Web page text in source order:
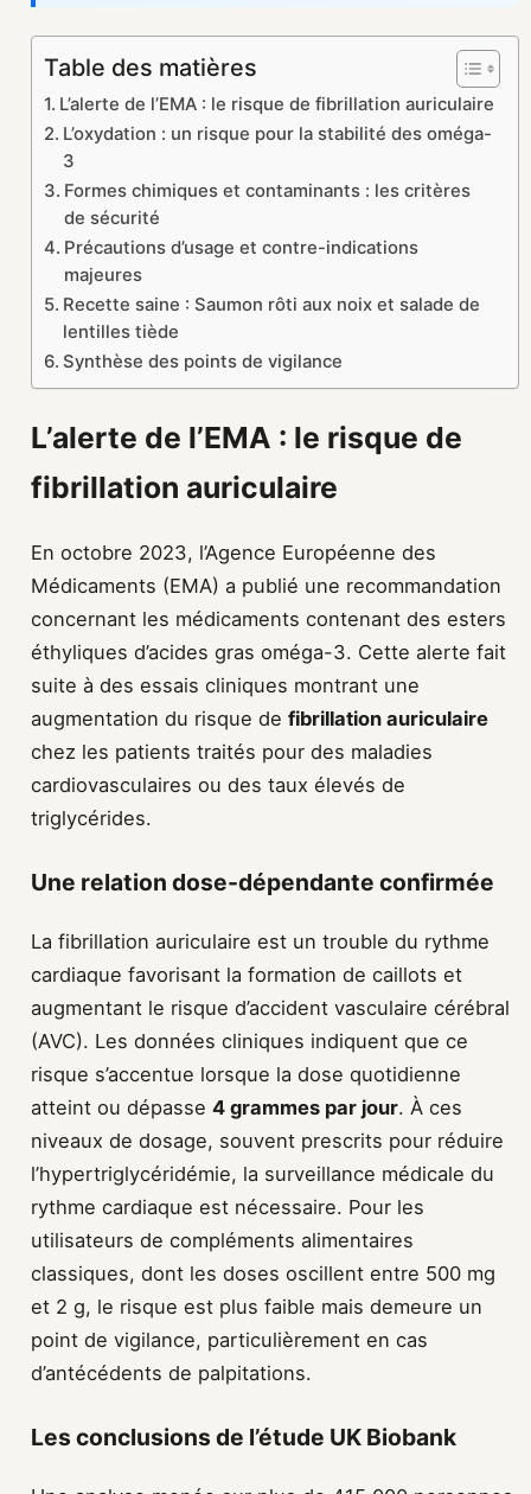
Table des matières
L’alerte de l’EMA : le risque de fibrillation auriculaire
L’oxydation : un risque pour la stabilité des oméga-
3
Formes chimiques et contaminants : les critères
de sécurité
Précautions d’usage et contre-indications
majeures
Recette saine : Saumon rôti aux noix et salade de
lentilles tiède
Synthèse des points de vigilance
L’alerte de l’EMA : le risque de
fibrillation auriculaire
En octobre 2023, l’Agence Européenne des
Médicaments (EMA) a publié une recommandation
concernant les médicaments contenant des esters
éthyliques d’acides gras oméga-3. Cette alerte fait
suite à des essais cliniques montrant une
augmentation du risque de fibrillation auriculaire
chez les patients traités pour des maladies
cardiovasculaires ou des taux élevés de
triglycérides.
Une relation dose-dépendante confirmée
La fibrillation auriculaire est un trouble du rythme
cardiaque favorisant la formation de caillots et
augmentant le risque d’accident vasculaire cérébral
(AVC). Les données cliniques indiquent que ce
risque s’accentue lorsque la dose quotidienne
atteint ou dépasse 4 grammes par jour. À ces
niveaux de dosage, souvent prescrits pour réduire
l’hypertriglycéridémie, la surveillance médicale du
rythme cardiaque est nécessaire. Pour les
utilisateurs de compléments alimentaires
classiques, dont les doses oscillent entre 500 mg
et 2 g, le risque est plus faible mais demeure un
point de vigilance, particulièrement en cas
d’antécédents de palpitations.
Les conclusions de l’étude UK Biobank